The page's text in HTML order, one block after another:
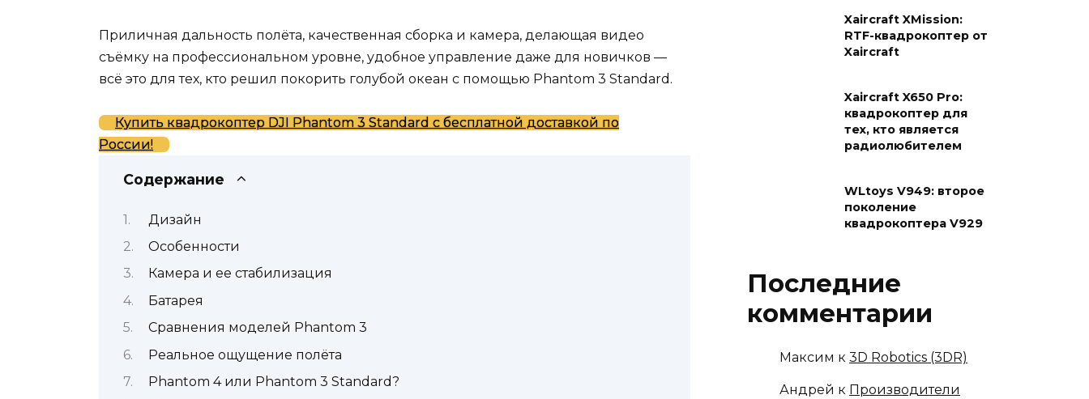
Приличная дальность полёта, качественная сборка и камера, делающая видео
съёмку на профессиональном уровне, удобное управление даже для новичков —
всё это для тех, кто решил покорить голубой океан с помощью Phantom 3 Standard.
Купить квадрокоптер DJI Phantom 3 Standard с бесплатной доставкой по
России!
Содержание
Дизайн
Особенности
Камера и ее стабилизация
Батарея
Сравнения моделей Phantom 3
Реальное ощущение полёта
Phantom 4 или Phantom 3 Standard?
Xaircraft XMission:
RTF-квадрокоптер от
Xaircraft
Xaircraft X650 Pro:
квадрокоптер для
тех, кто является
радиолюбителем
WLtoys V949: второе
поколение
квадрокоптера V929
Последние
комментарии
Максим к 3D Robotics (3DR)
Андрей к Производители